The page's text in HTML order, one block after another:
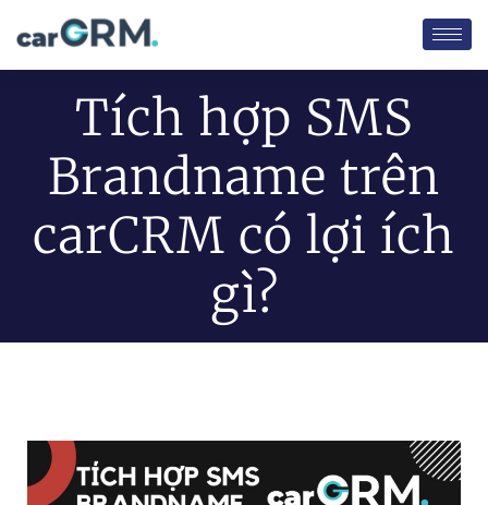
Tích hợp SMS
Brandname trên
carCRM có lợi ích
gì?